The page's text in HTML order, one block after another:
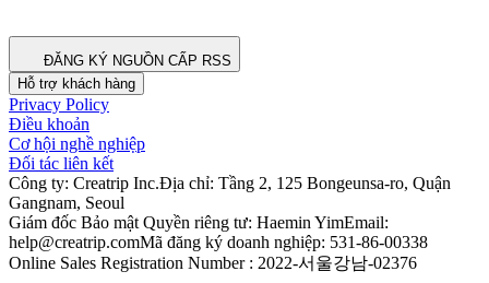
ĐĂNG KÝ NGUỒN CẤP RSS
Hỗ trợ khách hàng
Privacy Policy
Điều khoản
Cơ hội nghề nghiệp
Đối tác liên kết
Công ty: Creatrip Inc.Địa chỉ: Tầng 2, 125 Bongeunsa-ro, Quận
Gangnam, Seoul
Giám đốc Bảo mật Quyền riêng tư: Haemin YimEmail:
help@creatrip.comMã đăng ký doanh nghiệp: 531-86-00338
Online Sales Registration Number : 2022-서울강남-02376